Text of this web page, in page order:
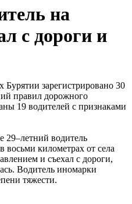
на
с дороги и
зарегистрировано 30
правил дорожного
19 водителей с признаками
29–летний водитель
восьми километрах от села
и съехал с дороги,
Водитель иномарки
тяжести.